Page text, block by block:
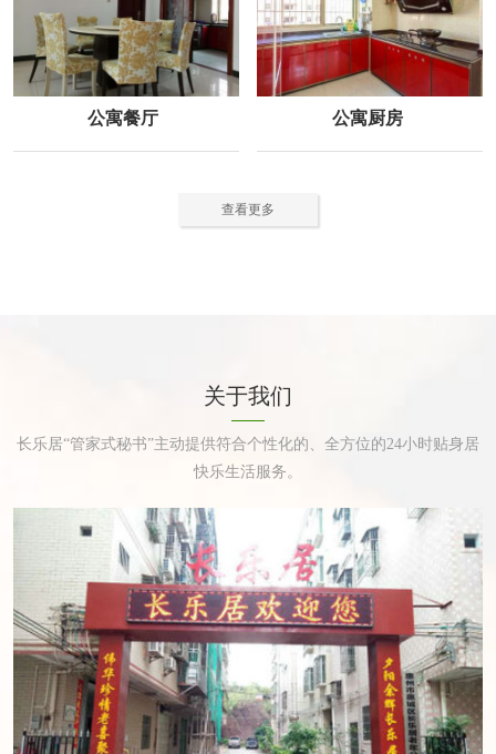
公寓餐厅 公寓厨房
查看更多
关于我们
长乐居“管家式秘书”主动提供符合个性化的、全方位的24小时贴身居
快乐生活服务。